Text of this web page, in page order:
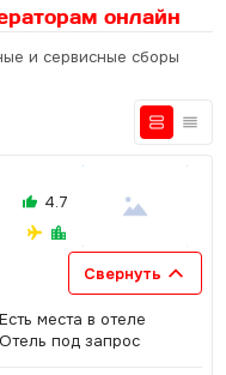
онлайн
и сервисные сборы
4.7
Свернуть
места в отеле
под запрос